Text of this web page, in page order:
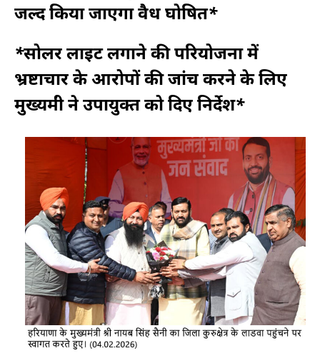
जल्द किया जाएगा वैध घोषित*
*सोलर लाइट लगाने की परियोजना में
भ्रष्टाचार के आरोपों की जांच करने के लिए
मुख्यमंत्री ने उपायुक्त को दिए निर्देश*